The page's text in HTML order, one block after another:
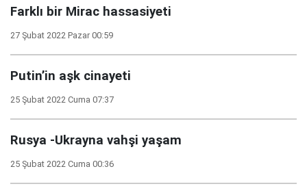
Farklı bir Mirac hassasiyeti
27 Şubat 2022 Pazar 00:59
Putin’in aşk cinayeti
25 Şubat 2022 Cuma 07:37
Rusya -Ukrayna vahşi yaşam
25 Şubat 2022 Cuma 00:36